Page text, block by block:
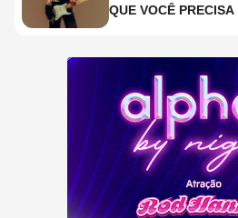
QUE VOCÊ